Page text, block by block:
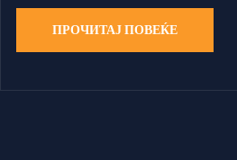
ПРОЧИТАЈ ПОВЕЌЕ